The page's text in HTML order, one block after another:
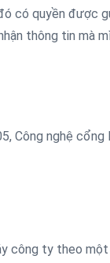
có quyền được
thông tin mà
Công nghệ
công ty theo